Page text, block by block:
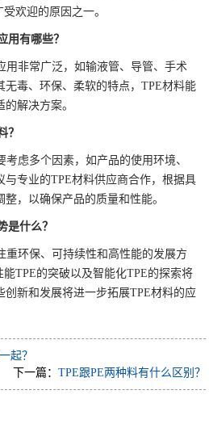
欢迎的原因之一。
用有哪些？
用非常广泛，如输液管、导管、手术
无毒、环保、柔软的特点，TPE材料能
解决方案。
？
虑多个因素，如产品的使用环境、
与专业的TPE材料供应商合作，根据具
，以确保产品的质量和性能。
是什么？
重环保、可持续性和高性能的发展方
TPE的突破以及智能化TPE的探索将
创新和发展将进一步拓展TPE材料的应
起？
下一篇： TPE跟PE两种料有什么区别？